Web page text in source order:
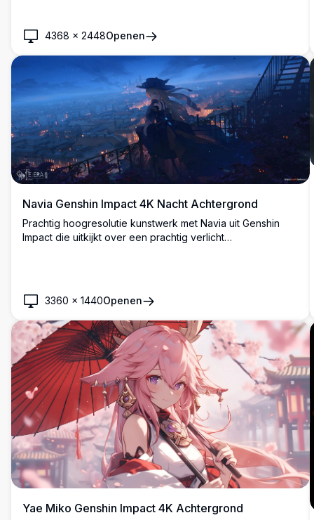
4368 × 2448Openen
Navia Genshin Impact 4K Nacht Achtergrond
Prachtig hoogresolutie kunstwerk met Navia uit Genshin
Impact die uitkijkt over een prachtig verlicht
en een betoverende blauwe avondlucht.
3360 × 1440Openen
Yae Miko Genshin Impact 4K Achtergrond